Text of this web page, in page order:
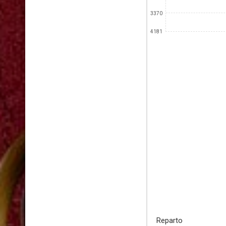
3370
4181
Reparto